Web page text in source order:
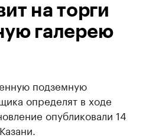
на торги
галерею
подземную
определят в ходе
опубликовали 14